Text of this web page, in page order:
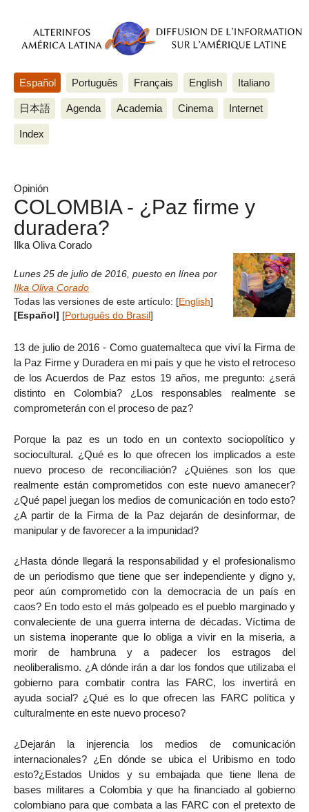
Español Português Français English Italiano
日本語 Agenda Academia Cinema Internet
Index
Opinión
COLOMBIA - ¿Paz firme y
duradera?
Ilka Oliva Corado
Lunes 25 de julio de 2016 puesto en línea por
Ilka Oliva Corado
Todas las versiones de este artículo: [English]
[Español] [Português do Brasil]
13 de julio de 2016 - Como guatemalteca que viví la Firma de
la Paz Firme y Duradera en mi país y que he visto el retroceso
de los Acuerdos de Paz estos 19 años, me pregunto: ¿será
distinto en Colombia? ¿Los responsables realmente se
comprometerán con el proceso de paz?
Porque la paz es un todo en un contexto sociopolítico y
sociocultural. ¿Qué es lo que ofrecen los implicados a este
nuevo proceso de reconciliación? ¿Quiénes son los que
realmente están comprometidos con este nuevo amanecer?
¿Qué papel juegan los medios de comunicación en todo esto?
¿A partir de la Firma de la Paz dejarán de desinformar, de
manipular y de favorecer a la impunidad?
¿Hasta dónde llegará la responsabilidad y el profesionalismo
de un periodismo que tiene que ser independiente y digno y,
peor aún comprometido con la democracia de un país en
caos? En todo esto el más golpeado es el pueblo marginado y
convaleciente de una guerra interna de décadas. Víctima de
un sistema inoperante que lo obliga a vivir en la miseria, a
morir de hambruna y a padecer los estragos del
neoliberalismo. ¿A dónde irán a dar los fondos que utilizaba el
gobierno para combatir contra las FARC, los invertirá en
ayuda social? ¿Qué es lo que ofrecen las FARC política y
culturalmente en este nuevo proceso?
¿Dejarán la injerencia los medios de comunicación
internacionales? ¿En dónde se ubica el Uribismo en todo
esto?¿Estados Unidos y su embajada que tiene llena de
bases militares a Colombia y que ha financiado al gobierno
colombiano para que combata a las FARC con el pretexto de